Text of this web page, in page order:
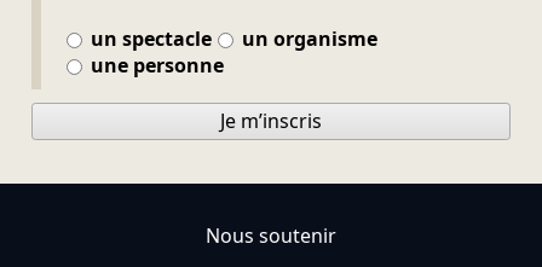
un spectacle
un organisme
une personne
Je m’inscris
Nous soutenir